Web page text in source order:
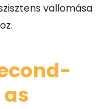
vallomása